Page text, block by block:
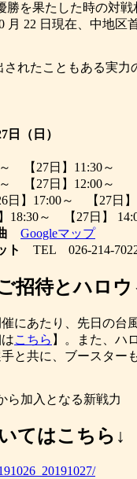
を果たした時の対
22 日現在、中地区
されたこともある実
日（日）
【27日】11:30～
【27日】12:00～
】17:00～ 【27日】
～ 【27日】
Googleマップ
ト
TEL 026-214-
招待とハロ
にあたり、先日の台
こちら 】。また、ハ
と共に、ブースター
ら加入となる新戦力
てはこちら↓